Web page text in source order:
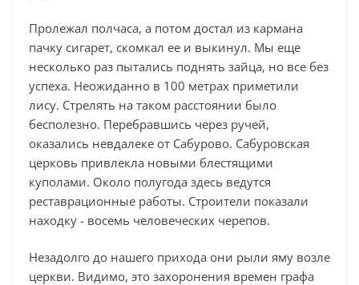
Пролежал полчаса, а потом достал из кармана
пачку сигарет, скомкал ее и выкинул. Мы еще
несколько раз пытались поднять зайца, но все без
успеха. Неожиданно в 100 метрах приметили
лису. Стрелять на таком расстоянии было
бесполезно. Перебравшись через ручей,
оказались невдалеке от Сабурово. Сабуровская
церковь привлекла новыми блестящими
куполами. Около полугода здесь ведутся
реставрационные работы. Строители показали
находку - восемь человеческих черепов.
Незадолго до нашего прихода они рыли яму возле
церкви. Видимо, это захоронения времен графа